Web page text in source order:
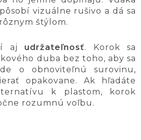
vizuálne rušivo a dá sa
štýlom.
aj udržateľnosť. Korok sa
duba bez toho, aby sa
o obnoviteľnú surovinu,
opakovane. Ak hľadáte
k plastom, korok
rozumnú voľbu.